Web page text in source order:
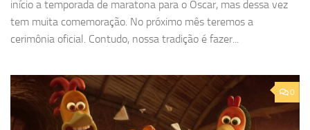
início a temporada de maratona para o Oscar, mas dessa vez
tem muita comemoração. No próximo mês teremos a
cerimônia oficial. Contudo, nossa tradição é fazer...
0